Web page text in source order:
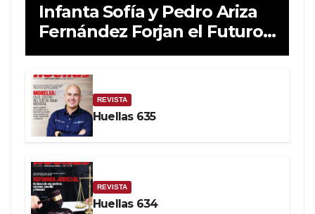
Infanta Sofía y Pedro Ariza
Fernández Forjan el Futuro
de la Soberanía Real
REVISTA
Huellas 635
REVISTA
Huellas 634